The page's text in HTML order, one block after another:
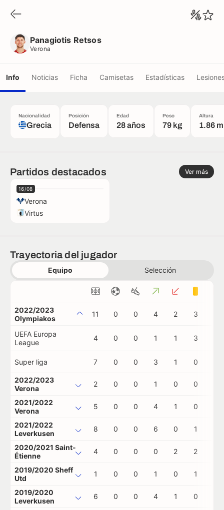
Panagiotis Retsos
Verona
Info Noticias Ficha Camisetas Estadísticas
Nacionalidad
Grecia
Posición
Defensa
Edad
28 años
Peso
79 kg
Altura
1.86 m
Partidos destacados Ver más
16/08
Verona
Virtus
Trayectoria del jugador
Equipo Selección
2022/2023
Olympiakos
11 0 0 4 2 3
UEFA Europa
League
4 0 0 1 1 3
Super liga 7 0 0 3 1 0
2022/2023
Verona
2 0 0 1 0 0
2021/2022
Verona
5 0 0 4 1 0
2021/2022
Leverkusen
8 0 0 6 0 1
2020/2021 Saint-
Étienne
4 0 0 0 2 2
2019/2020 Sheff
Utd
1 0 0 1 0 1
2019/2020
Leverkusen
6 0 0 4 1 0